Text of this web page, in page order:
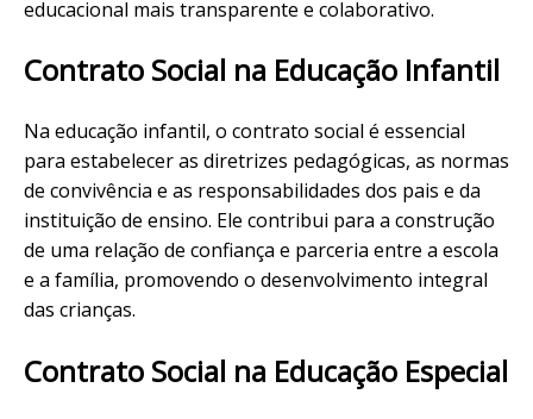
educacional mais transparente e colaborativo.
Contrato Social na Educação Infantil
Na educação infantil, o contrato social é essencial
para estabelecer as diretrizes pedagógicas, as normas
de convivência e as responsabilidades dos pais e da
instituição de ensino. Ele contribui para a construção
de uma relação de confiança e parceria entre a escola
e a família, promovendo o desenvolvimento integral
das crianças.
Contrato Social na Educação Especial